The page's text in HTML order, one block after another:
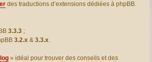
des traductions d’extensions dédiées à phpBB.
3.3.3 ;
3.2.x & 3.3.x.
» idéal pour trouver des conseils et des